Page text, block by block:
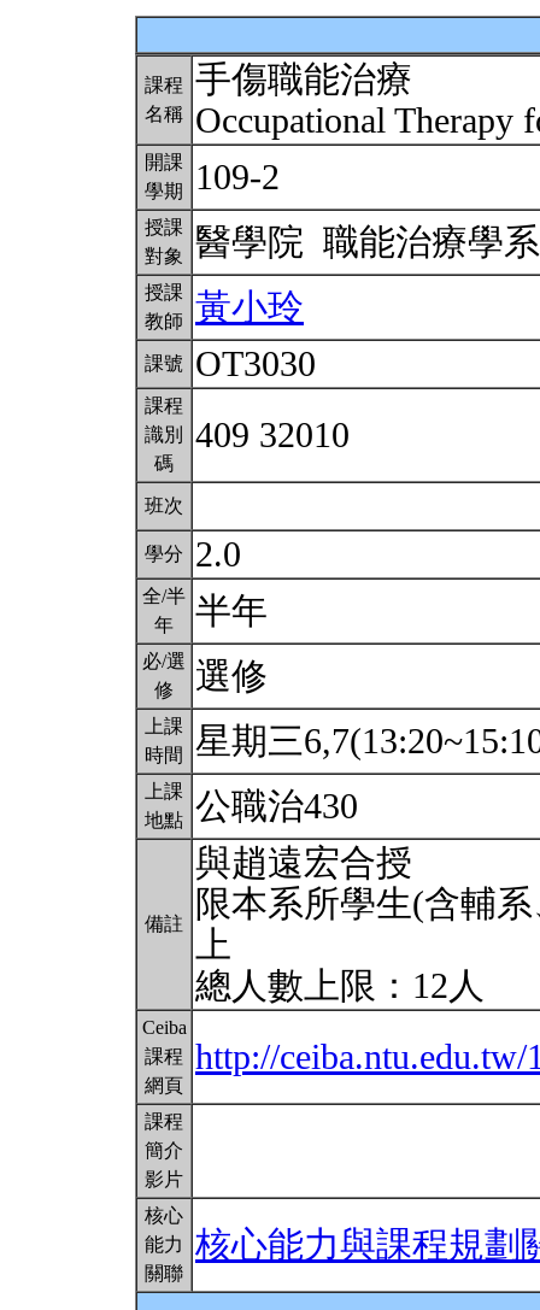
課程
名稱
手傷職能治療
Occupational Therapy
開課
學期
109-2
授課
對象
醫學院 職能治療學
授課
教師
黃小玲
課號 OT3030
課程
識別
碼
409 32010
班次
學分 2.0
全/半
年
半年
必/選
修
選修
上課
時間
星期三
上課
地點 公職治430
備註
與趙遠宏合授
限本系所學生(含輔
上
總人數上限：12人
Ceiba
課程
網頁
http://ceiba.ntu.edu.tw/
課程
簡介
影片
核心
能力
關聯
核心能力與課程規劃